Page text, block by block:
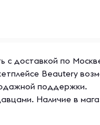
всего мира,
с доставкой по
Beautery
поддержки.
Наличие в